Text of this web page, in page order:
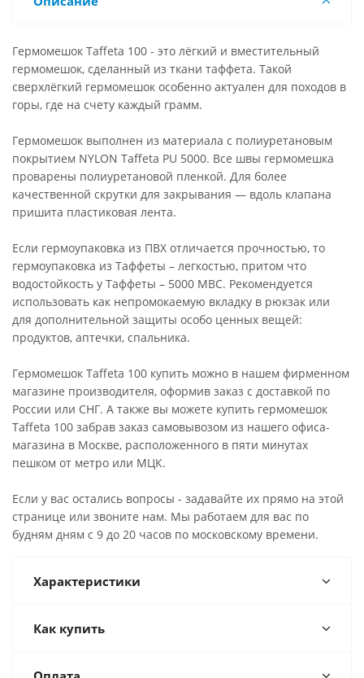
Гермомешок Taffeta 100 - это лёгкий и вместительный
гермомешок, сделанный из ткани таффета. Такой
сверхлёгкий гермомешок особенно актуален для походов в
горы, где на счету каждый грамм.
Гермомешок выполнен из материала с полиуретановым
покрытием NYLON Taffeta PU 5000. Все швы гермомешка
проварены полиуретановой пленкой. Для более
качественной скрутки для закрывания — вдоль клапана
пришита пластиковая лента.
Если гермоупаковка из ПВХ отличается прочностью, то
гермоупаковка из Таффеты – легкостью, притом что
водостойкость у Таффеты – 5000 МВС. Рекомендуется
использовать как непромокаемую вкладку в рюкзак или
для дополнительной защиты особо ценных вещей:
продуктов, аптечки, спальника.
Гермомешок Taffeta 100 купить можно в нашем фирменном
магазине производителя, оформив заказ с доставкой по
России или СНГ. А также вы можете купить гермомешок
Taffeta 100 забрав заказ самовывозом из нашего офиса-
магазина в Москве, расположенного в пяти минутах
пешком от метро или МЦК.
Если у вас остались вопросы - задавайте их прямо на этой
странице или звоните нам. Мы работаем для вас по
будням дням с 9 до 20 часов по московскому времени.
Характеристики
Как купить